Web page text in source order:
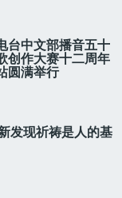
台中文部播音五十
创作大赛十二周年
圆满举行
发现祈祷是人的基